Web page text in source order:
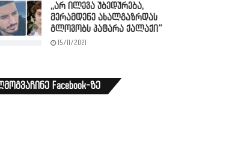
,,არ ილევა უბედურება,
მერამდენე ახალგაზრდას
გლოვობს პატარა ქალაქი”
15/11/2021
Facebook-ზე